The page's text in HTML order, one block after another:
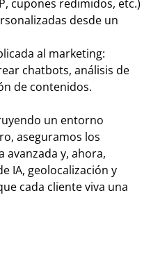
cupones redimidos, etc.)
desde un
al marketing:
chatbots, análisis de
de contenidos.
un entorno
aseguramos los
avanzada y, ahora,
IA, geolocalización y
cada cliente viva una